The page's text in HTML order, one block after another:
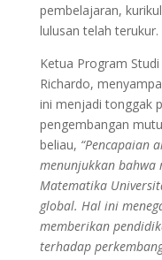
pembelajaran,
lulusan telah terukur.
Ketua Program
Richardo,
ini menjadi tonggak
pengembangan
beliau, “Pencapaian
menunjukkan bahwa
Matematika
global. Hal ini
memberikan
terhadap